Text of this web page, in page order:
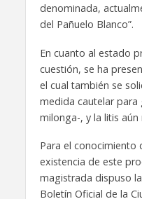
denominada,
del Pañuelo Blanco”.
En cuanto al estado
cuestión, se ha
el cual también se
medida cautelar para
milonga-, y la litis
Para el conocimiento
existencia de este
magistrada dispuso
Boletín Oficial de la